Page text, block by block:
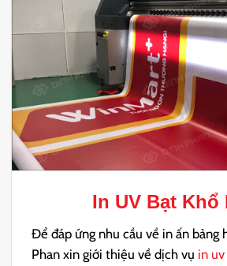
In UV Bạt
Để đáp ứng nhu cầu về in ấn bảng
Phan xin giới thiệu về dịch vụ in